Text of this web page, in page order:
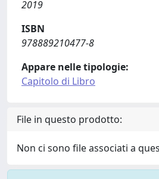
2019
ISBN
978889210477-8
Appare nelle tipologie:
Capitolo di Libro
File in questo prodotto:
Non ci sono file associati a